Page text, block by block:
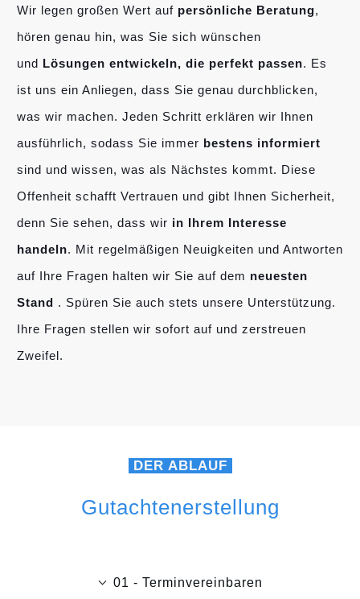
Wir legen großen Wert auf persönliche Beratung,
hören genau hin, was Sie sich wünschen
und Lösungen entwickeln, die perfekt passen. Es
ist uns ein Anliegen, dass Sie genau durchblicken,
was wir machen. Jeden Schritt erklären wir Ihnen
ausführlich, sodass Sie immer bestens informiert
sind und wissen, was als Nächstes kommt. Diese
Offenheit schafft Vertrauen und gibt Ihnen Sicherheit,
denn Sie sehen, dass wir in Ihrem Interesse
handeln. Mit regelmäßigen Neuigkeiten und Antworten
auf Ihre Fragen halten wir Sie auf dem neuesten
Stand . Spüren Sie auch stets unsere Unterstützung.
Ihre Fragen stellen wir sofort auf und zerstreuen
Zweifel.
DER ABLAUF
Gutachtenerstellung
01 - Terminvereinbaren